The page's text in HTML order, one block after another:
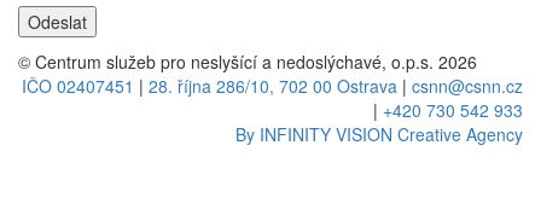
© Centrum služeb pro neslyšící a nedoslýchavé, o.p.s. 2026
IČO 02407451 | 28. října 286/10, 702 00 Ostrava | csnn@csnn.cz
| +420 730 542 933
By INFINITY VISION Creative Agency